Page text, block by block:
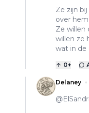
Ze zijn
over
Ze willen
willen ze
wat in de
0+
Delaney